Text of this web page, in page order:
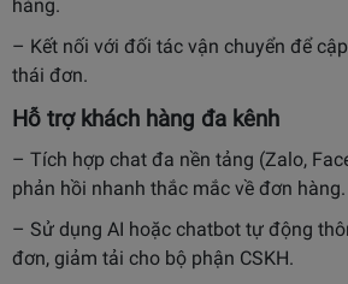
hàng.
– Kết nối với đối tác vận chuyển để
thái đơn.
Hỗ trợ khách hàng đa kênh
– Tích hợp chat đa nền tảng (Zalo,
phản hồi nhanh thắc mắc về đơn hàng.
– Sử dụng AI hoặc chatbot tự động
đơn, giảm tải cho bộ phận CSKH.